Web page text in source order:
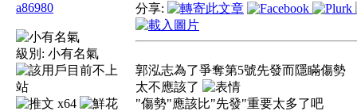
a86980
級別: 小有名氣
x64
分享:
郭泓志為了爭奪第5號先發而隱瞞傷勢
太不應該了
"傷勢"應該比"先發"重要太多了吧